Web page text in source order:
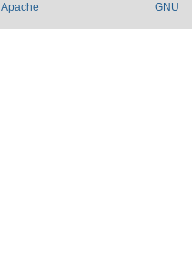
Apache GNU